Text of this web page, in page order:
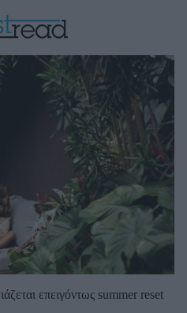
επειγόντως summer reset